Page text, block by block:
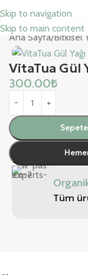
Skip to navigation
Skip to main content
Ana Sayfa/Bitkisel
VitaTua Gül
300.00₺
Tüm